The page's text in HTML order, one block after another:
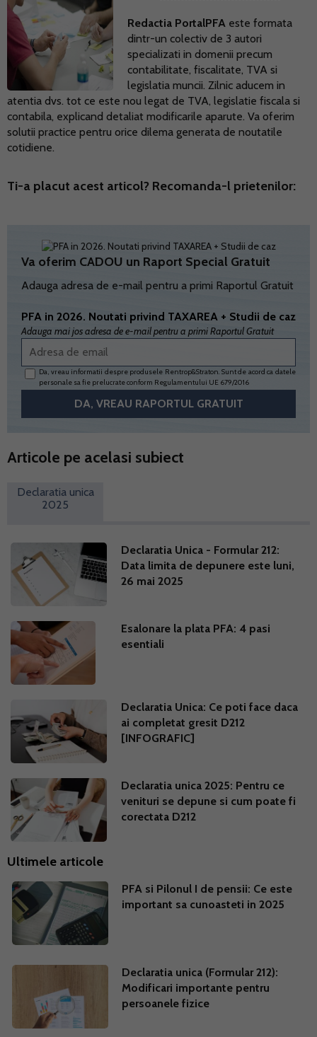
Redactia PortalPFA este formata
dintr-un colectiv de 3 autori
specializati in domenii precum
contabilitate, fiscalitate, TVA si
legislatia muncii. Zilnic aducem in
atentia dvs. tot ce este nou legat de TVA, legislatie fiscala si
contabila, explicand detaliat modificarile aparute. Va oferim
solutii practice pentru orice dilema generata de noutatile
cotidiene.
Ti-a placut acest articol? Recomanda-l prietenilor:
Va oferim CADOU un Raport Special Gratuit
Adauga adresa de e-mail pentru a primi Raportul Gratuit
PFA in 2026. Noutati privind TAXAREA + Studii de caz
Adauga mai jos adresa de e-mail pentru a primi Raportul Gratuit
Da, vreau informatii despre produsele Rentrop&Straton. Sunt de acord ca datele
personale sa fie prelucrate conform Regulamentului UE 679/2016
Articole pe acelasi subiect
Declaratia unica
2025
Declaratia Unica - Formular 212:
Data limita de depunere este luni,
26 mai 2025
Esalonare la plata PFA: 4 pasi
esentiali
Declaratia Unica: Ce poti face daca
ai completat gresit D212
[INFOGRAFIC]
Declaratia unica 2025: Pentru ce
venituri se depune si cum poate fi
corectata D212
Ultimele articole
PFA si Pilonul I de pensii: Ce este
important sa cunoasteti in 2025
Declaratia unica (Formular 212):
Modificari importante pentru
persoanele fizice